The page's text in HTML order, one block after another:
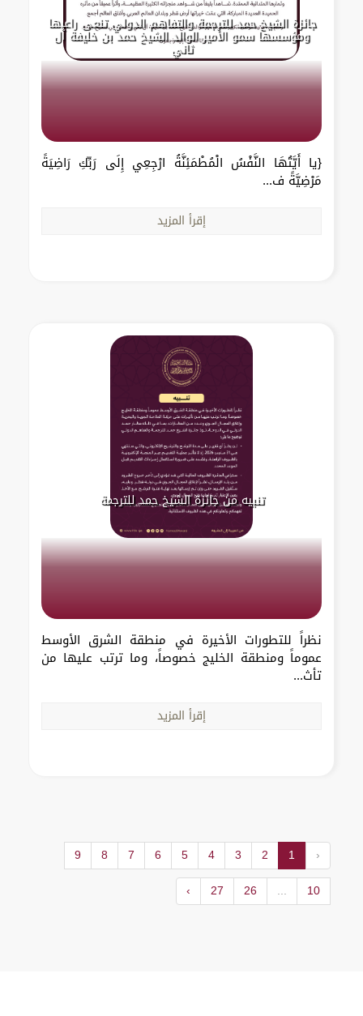
جائزة الشيخ حمد للترجمة والتفاهم الدولي تنعى راعيها
ومؤسسها سمو الأمير الوالد الشيخ حمد بن خليفة آل
ثاني
{يا أَيَّتُهَا النَّفْسُ الْمُطْمَئِنَّةُ ارْجِعِي إِلَى رَبِّكِ رَاضِيَةً
مَرْضِيَّةً ف...
إقرأ المزيد
تنبيه من جائزة الشيخ حمد للترجمة
نظراً للتطورات الأخيرة في منطقة الشرق الأوسط
عموماً ومنطقة الخليج خصوصاً، وما ترتب عليها من
تأث...
إقرأ المزيد
‹
1
2
3
4
5
6
7
8
9
10
...
26
27
›